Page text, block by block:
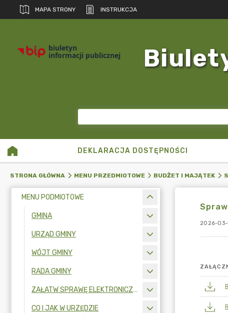
MAPA STRONY INSTRUKCJA
biuletyn
informacji publicznej
DEKLARACJA DOSTĘPNOŚCI
STRONA GŁÓWNA MENU PRZEDMIOTOWE BUDŻET I MAJĄTEK
MENU PODMIOTOWE
GMINA
URZĄD GMINY
WÓJT GMINY
RADA GMINY
ZAŁATW SPRAWĘ ELEKTRONICZNIE
CO I JAK W URZĘDZIE
2026-03-